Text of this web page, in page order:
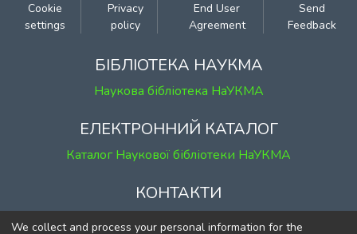
Cookie
settings
Privacy
policy
End User
Agreement
Send
Feedback
БІБЛІОТЕКА НАУКМА
Наукова бібліотека НаУКМА
ЕЛЕКТРОННИЙ КАТАЛОГ
Каталог Наукової бібліотеки НаУКМА
КОНТАКТИ
м. Київ, вул. Григорія Сковороди, 2
We collect and process your personal information for the